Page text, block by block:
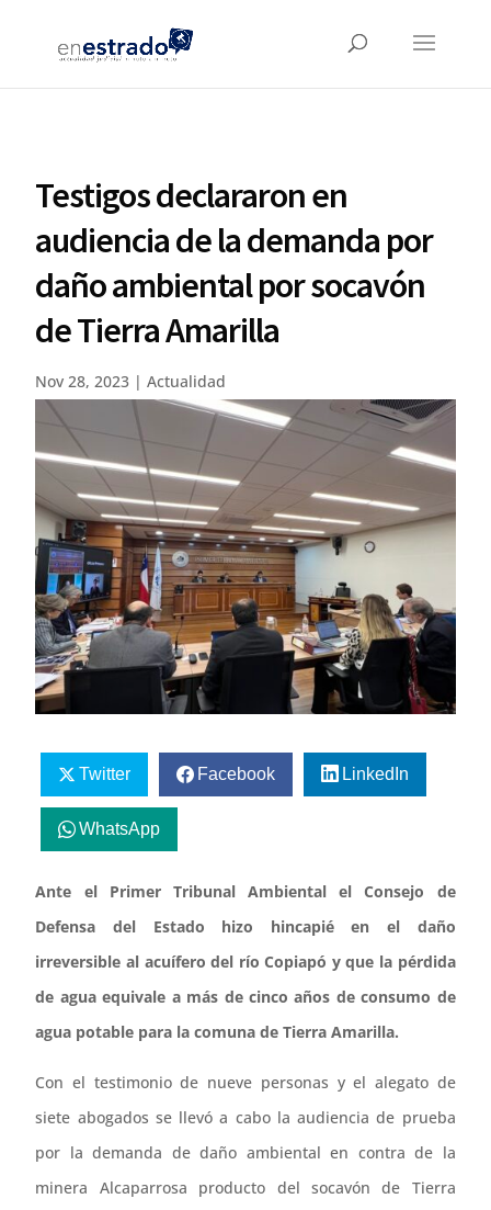
Testigos declararon en
audiencia de la demanda por
daño ambiental por socavón
de Tierra Amarilla
Nov 28, 2023 |Actualidad
Twitter Facebook LinkedIn
WhatsApp
Ante el Primer Tribunal Ambiental el Consejo de
Defensa del Estado hizo hincapié en el daño
irreversible al acuífero del río Copiapó y que la pérdida
de agua equivale a más de cinco años de consumo de
agua potable para la comuna de Tierra Amarilla.
Con el testimonio de nueve personas y el alegato de
siete abogados se llevó a cabo la audiencia de prueba
por la demanda de daño ambiental en contra de la
minera Alcaparrosa producto del socavón de Tierra